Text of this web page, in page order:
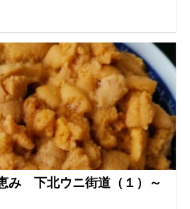
み 下北ウニ街道（１）～